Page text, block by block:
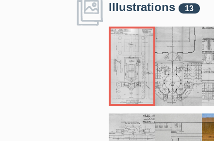
Illustrations 13